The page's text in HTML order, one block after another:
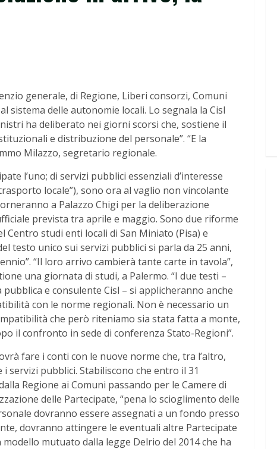
generale, di Regione, Liberi consorzi, Comuni
sistema delle autonomie locali. Lo segnala la Cisl
ha deliberato nei giorni scorsi che, sostiene il
e distribuzione del personale”. “E la
Milazzo, segretario regionale.
l’uno; di servizi pubblici essenziali d’interesse
locale”), sono ora al vaglio non vincolante
a Palazzo Chigi per la deliberazione
prevista tra aprile e maggio. Sono due riforme
studi enti locali di San Miniato (Pisa) e
testo unico sui servizi pubblici si parla da 25 anni,
“Il loro arrivo cambierà tante carte in tavola”,
una giornata di studi, a Palermo. “I due testi –
e consulente Cisl – si applicheranno anche
con le norme regionali. Non è necessario un
che però riteniamo sia stata fatta a monte,
il confronto in sede di conferenza Stato-Regioni”.
fare i conti con le nuove norme che, tra l’altro,
pubblici. Stabiliscono che entro il 31
Regione ai Comuni passando per le Camere di
delle Partecipate, “pena lo scioglimento delle
dovranno essere assegnati a un fondo presso
dovranno attingere le eventuali altre Partecipate
modello mutuato dalla legge Delrio del 2014 che ha